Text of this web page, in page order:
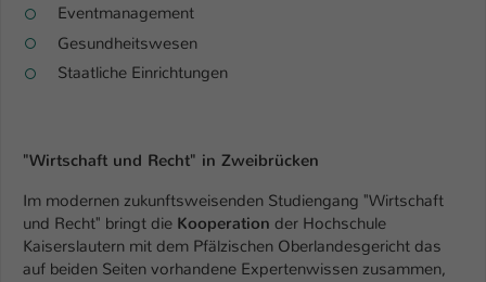
Eventmanagement
Gesundheitswesen
Staatliche Einrichtungen
"Wirtschaft und Recht" in Zweibrücken
Im modernen zukunftsweisenden Studiengang "Wirtschaft
und Recht" bringt die Kooperation der Hochschule
Kaiserslautern mit dem Pfälzischen Oberlandesgericht das
auf beiden Seiten vorhandene Expertenwissen zusammen,
Zugang zu geschützten Bereichen
gewährt.
Anbieter TYPO3
Laufzeit 1 Tag
Dieser Cookie teilt der Webseite mit, ob